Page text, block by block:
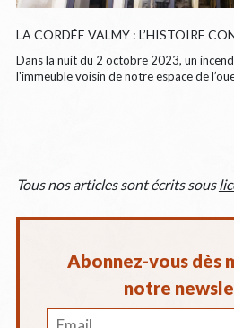
LA CORDÉE VALMY : L’HISTOIRE
Dans la nuit du 2 octobre 2023, un
l'immeuble voisin de notre espace de
Tous nos articles sont écrits sous
Abonnez-vous dès
notre